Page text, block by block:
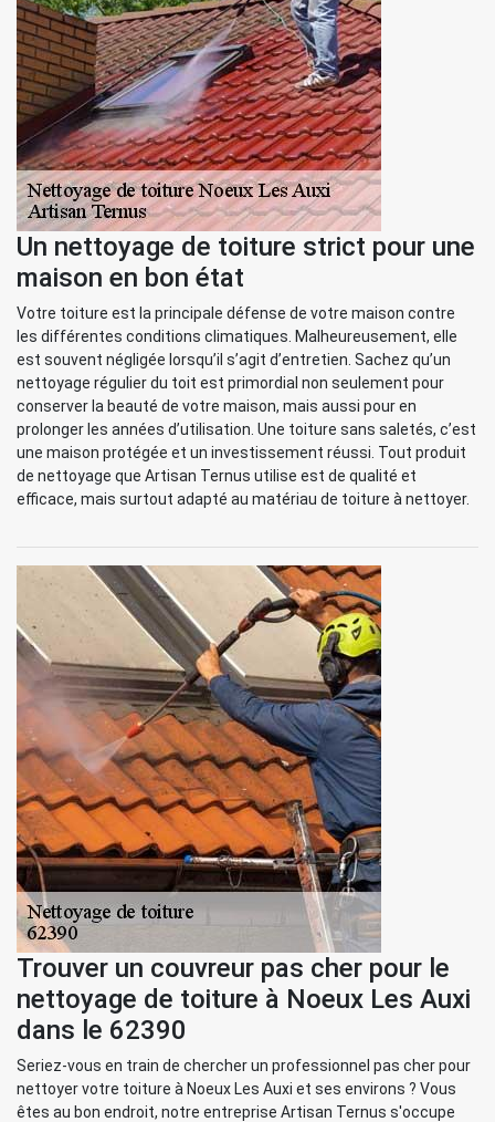
Un nettoyage de toiture strict pour une
maison en bon état
Votre toiture est la principale défense de votre maison contre
les différentes conditions climatiques. Malheureusement, elle
est souvent négligée lorsqu’il s’agit d’entretien. Sachez qu’un
nettoyage régulier du toit est primordial non seulement pour
conserver la beauté de votre maison, mais aussi pour en
prolonger les années d’utilisation. Une toiture sans saletés, c’est
une maison protégée et un investissement réussi. Tout produit
de nettoyage que Artisan Ternus utilise est de qualité et
efficace, mais surtout adapté au matériau de toiture à nettoyer.
Trouver un couvreur pas cher pour le
nettoyage de toiture à Noeux Les Auxi
dans le 62390
Seriez-vous en train de chercher un professionnel pas cher pour
nettoyer votre toiture à Noeux Les Auxi et ses environs ? Vous
êtes au bon endroit, notre entreprise Artisan Ternus s'occupe